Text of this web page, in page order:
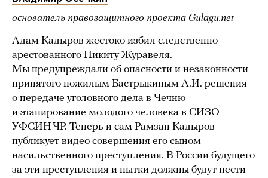
основатель правозащитного проекта Gulagu.net
Адам Кадыров жестоко избил следственно-
арестованного Никиту Журавеля.
Мы предупреждали об опасности и незаконности
принятого пожилым Бастрыкиным А.И. решения
о передаче уголовного дела в Чечню
и этапирование молодого человека в СИЗО
УФСИН ЧР. Теперь и сам Рамзан Кадыров
публикует видео совершения его сыном
насильственного преступления. В России будущего
за эти преступления и пытки должны будут нести